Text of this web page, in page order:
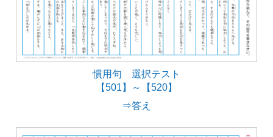
慣用句 選択テスト
【501】～【520】
⇒答え